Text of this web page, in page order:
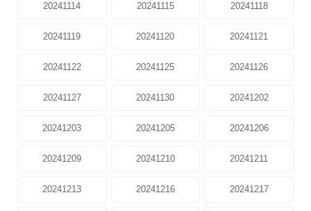
20241114 20241115 20241118
20241119 20241120 20241121
20241122 20241125 20241126
20241127 20241130 20241202
20241203 20241205 20241206
20241209 20241210 20241211
20241213 20241216 20241217